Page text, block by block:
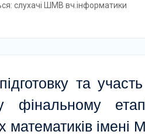
слухачі ШМВ вч.інформатики
та
фінальному
математиків